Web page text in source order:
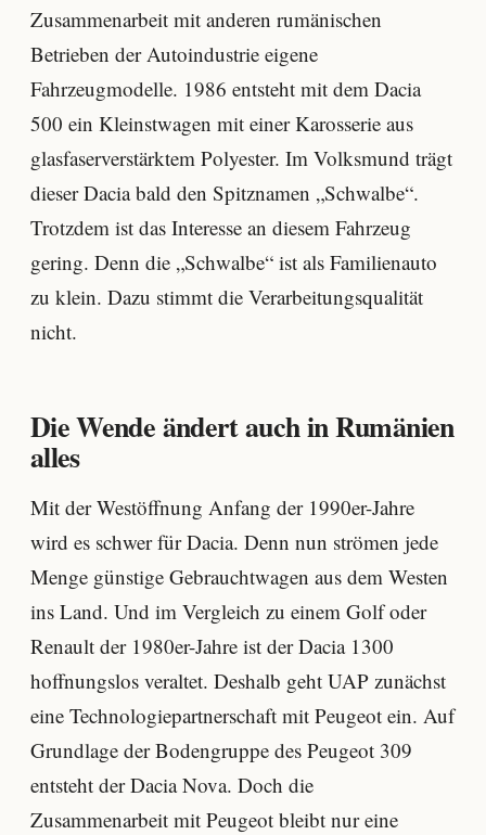
Zusammenarbeit mit anderen rumänischen
Betrieben der Autoindustrie eigene
Fahrzeugmodelle. 1986 entsteht mit dem Dacia
500 ein Kleinstwagen mit einer Karosserie aus
glasfaserverstärktem Polyester. Im Volksmund trägt
dieser Dacia bald den Spitznamen „Schwalbe“.
Trotzdem ist das Interesse an diesem Fahrzeug
gering. Denn die „Schwalbe“ ist als Familienauto
zu klein. Dazu stimmt die Verarbeitungsqualität
nicht.
Die Wende ändert auch in Rumänien
alles
Mit der Westöffnung Anfang der 1990er-Jahre
wird es schwer für Dacia. Denn nun strömen jede
Menge günstige Gebrauchtwagen aus dem Westen
ins Land. Und im Vergleich zu einem Golf oder
Renault der 1980er-Jahre ist der Dacia 1300
hoffnungslos veraltet. Deshalb geht UAP zunächst
eine Technologiepartnerschaft mit Peugeot ein. Auf
Grundlage der Bodengruppe des Peugeot 309
entsteht der Dacia Nova. Doch die
Zusammenarbeit mit Peugeot bleibt nur eine